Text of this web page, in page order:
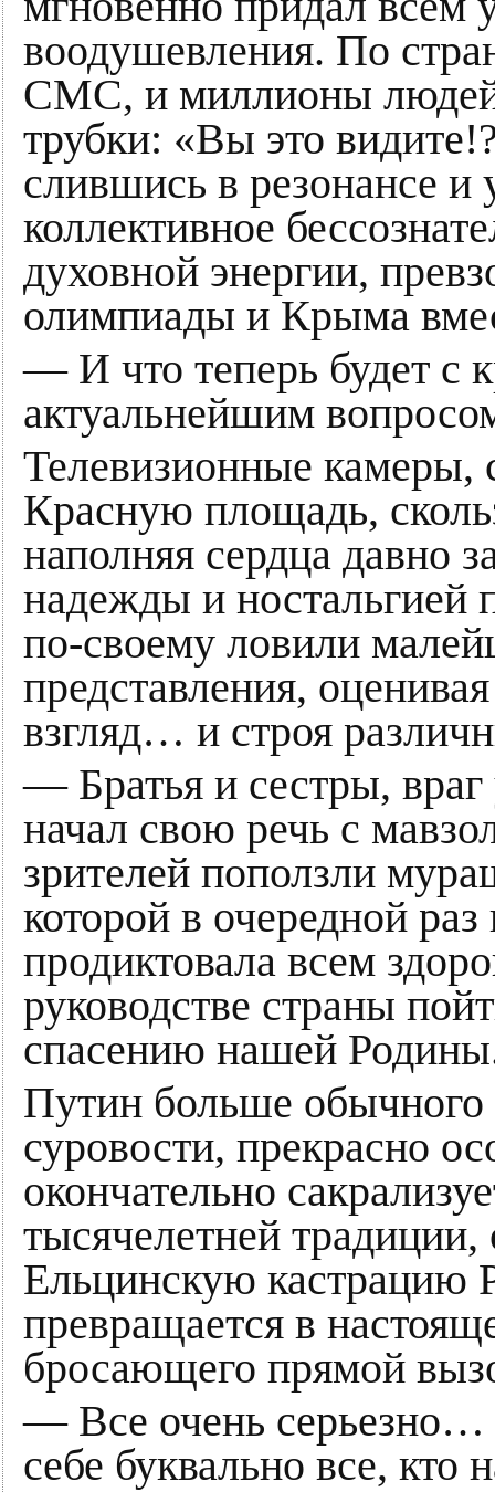
воодушевления. По
СМС, и миллионы людей
трубки: «Вы это
слившись в резонансе и
коллективное
духовной энергии,
олимпиады и Крыма
— И что теперь будет с
актуальнейшим
Телевизионные камеры,
Красную площадь,
наполняя сердца давно
надежды и ностальгией
по-своему ловили
представления,
взгляд… и строя
— Братья и сестры,
начал свою речь с
зрителей поползли
которой в очередной
продиктовала всем
руководстве страны
спасению нашей
Путин больше обычного
суровости, прекрасно
окончательно
тысячелетней традиции,
Ельцинскую кастрацию
превращается в
бросающего прямой
— Все очень серьезно…
себе буквально все,